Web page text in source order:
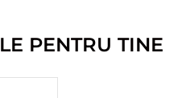
PENTRU TINE